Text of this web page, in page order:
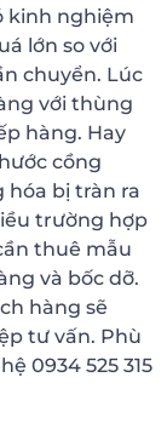
kinh nghiệm
lớn so với
chuyển. Lúc
với thùng
hàng. Hay
cồng
hóa bị tràn ra
trường hợp
thuê mẫu
và bốc dỡ.
hàng sẽ
tư vấn. Phù
0934 525 315